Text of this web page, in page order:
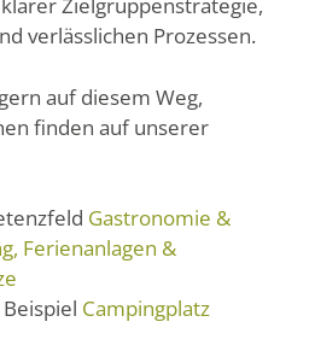
Zielgruppenstrategie,
verlässlichen Prozessen.
auf diesem Weg,
finden auf unserer
Gastronomie &
Ferienanlagen &
Campingplatz